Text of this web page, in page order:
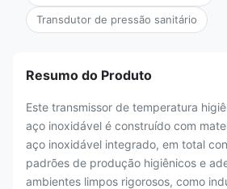
Transdutor de pressão sanitário
Resumo do Produto
Este transmissor de temperatura
aço inoxidável é construído com
aço inoxidável integrado, em total
padrões de produção higiênicos e
ambientes limpos rigorosos, como